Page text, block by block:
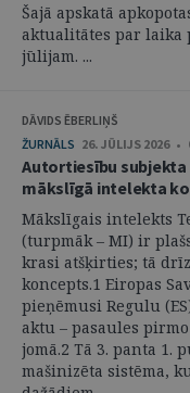
Šajā apskatā
aktualitātes par laika
jūlijam. ...
DĀVIDS ĒBERLIŅŠ
ŽURNĀLS 26. JŪLIJS 2026 •
Autortiesību
mākslīgā intelekta
Mākslīgais intelekts
(turpmāk – MI) ir
krasi atšķirties; tā
koncepts.1 Eiropas
pieņēmusi Regulu
aktu – pasaules
jomā.2 Tā 3. panta 1.
mašinizēta sistēma,